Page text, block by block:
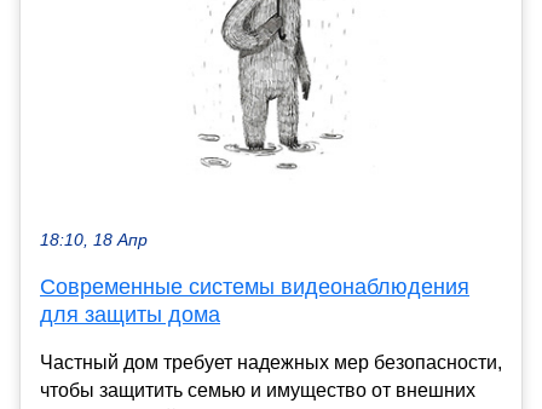
18:10, 18 Апр
Современные системы видеонаблюдения
для защиты дома
Частный дом требует надежных мер безопасности,
чтобы защитить семью и имущество от внешних